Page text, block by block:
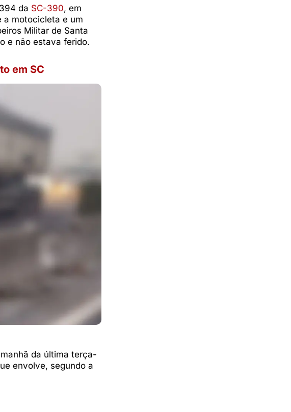
da SC-390, em
a motocicleta e um
Militar de Santa
e não estava ferido.
em SC
da última terça-
envolve, segundo a